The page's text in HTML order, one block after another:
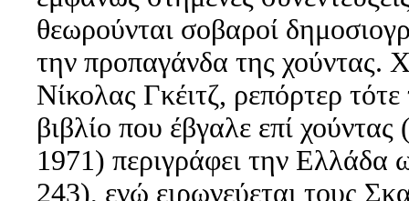
θεωρούνται σοβαροί
την προπαγάνδα της χούντας.
Νίκολας Γκέιτζ, ρεπόρτερ
βιβλίο που έβγαλε επί
1971) περιγράφει την Ελλάδα
243), ενώ ειρωνεύεται τους